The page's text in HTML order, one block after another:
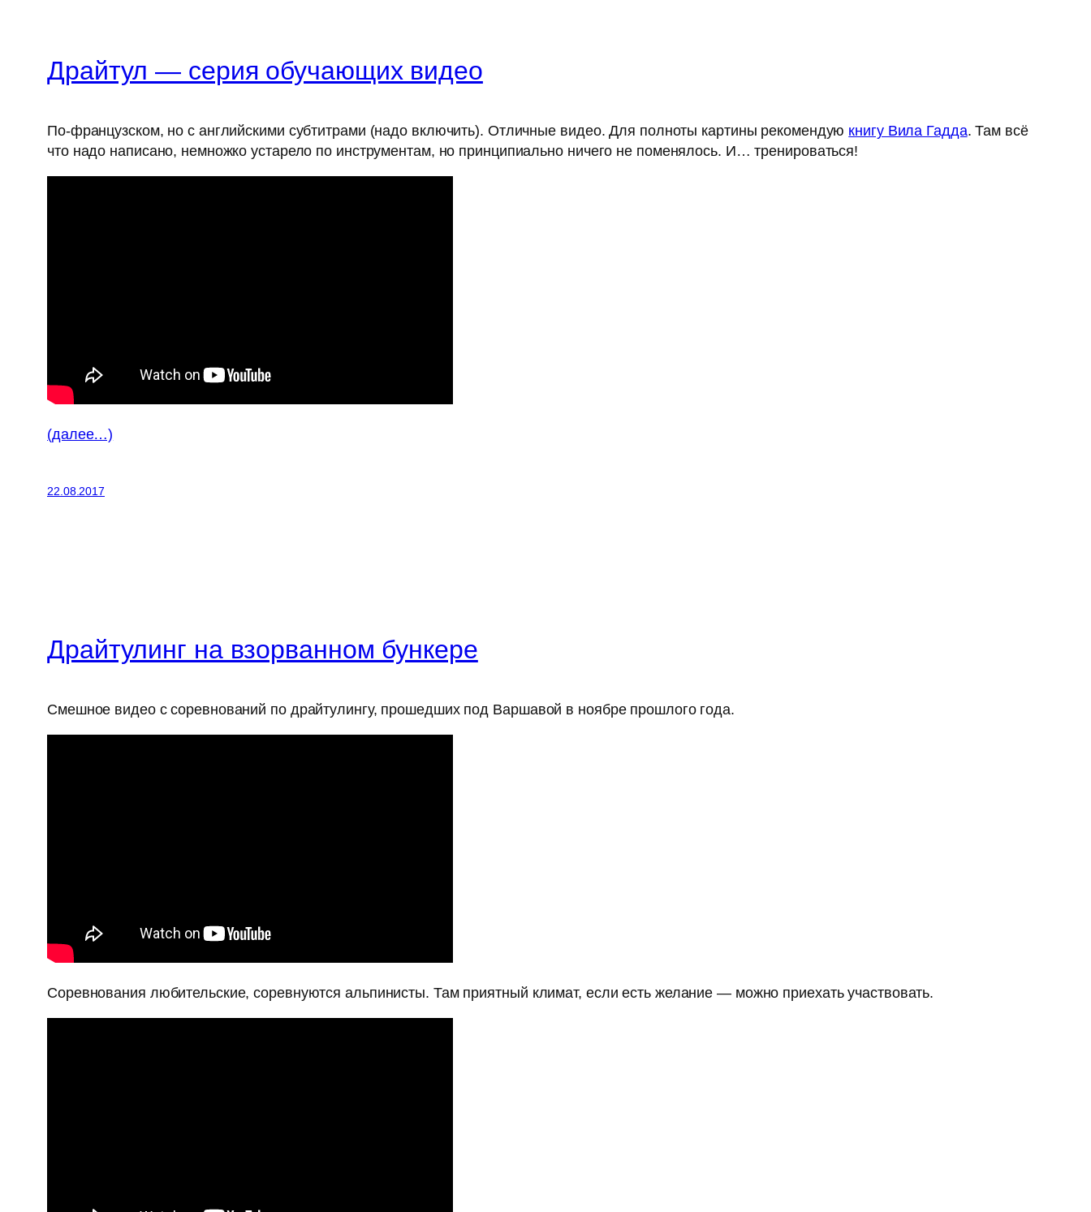
Драйтул — серия обучающих видео
По-французском, но с английскими субтитрами (надо включить). Отличные видео. Для полноты картины рекомендую книгу Вила Гадда. Там всё
что надо написано, немножко устарело по инструментам, но принципиально ничего не поменялось. И… тренироваться!
(далее…)
22.08.2017
Драйтулинг на взорванном бункере
Смешное видео с соревнований по драйтулингу, прошедших под Варшавой в ноябре прошлого года.
Соревнования любительские, соревнуются альпинисты. Там приятный климат, если есть желание — можно приехать участвовать.